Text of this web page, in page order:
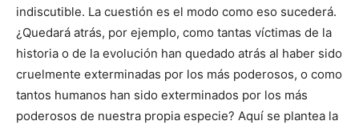
indiscutible. La cuestión es el modo como eso sucederá.
¿Quedará atrás, por ejemplo, como tantas víctimas de la
historia o de la evolución han quedado atrás al haber sido
cruelmente exterminadas por los más poderosos, o como
tantos humanos han sido exterminados por los más
poderosos de nuestra propia especie? Aquí se plantea la